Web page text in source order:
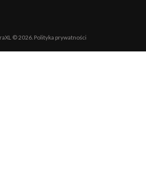
© 2026. Polityka prywatności